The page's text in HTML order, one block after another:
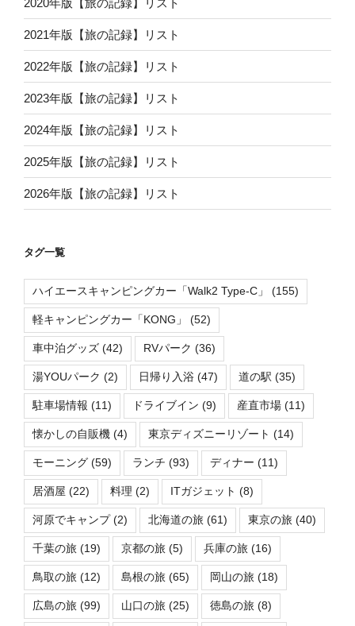
2021年版【旅の記録】リスト
2022年版【旅の記録】リスト
2023年版【旅の記録】リスト
2024年版【旅の記録】リスト
2025年版【旅の記録】リスト
2026年版【旅の記録】リスト
タグ一覧
ハイエースキャンピングカー「Walk2 Type-C」 (155)
軽キャンピングカー「KONG」 (52)
車中泊グッズ (42) RVパーク (36)
湯YOUパーク (2) 日帰り入浴 (47) 道の駅 (35)
駐車場情報 (11) ドライブイン (9) 産直市場 (11)
懐かしの自販機 (4) 東京ディズニーリゾート (14)
モーニング (59) ランチ (93) ディナー (11)
居酒屋 (22) 料理 (2) ITガジェット (8)
河原でキャンプ(2) 北海道の旅 (61) 東京の旅 (40)
千葉の旅 (19) 京都の旅 (5) 兵庫の旅 (16)
鳥取の旅 (12) 島根の旅 (65) 岡山の旅 (18)
広島の旅 (99) 山口の旅 (25) 徳島の旅 (8)